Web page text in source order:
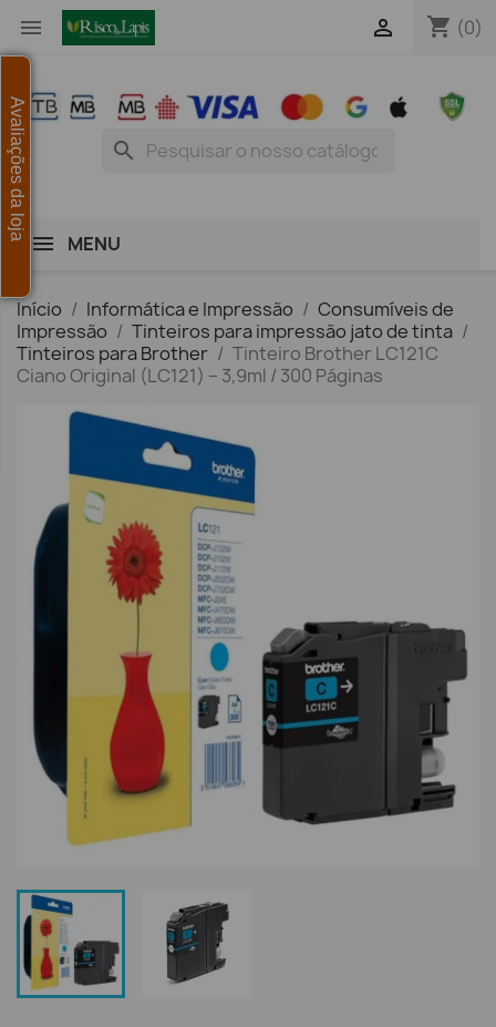
 shopping_cart (0)

search
MENU
Início Informática e Impressão
Consumíveis de
Impressão
Tinteiros para impressão jato de tinta
Tinteiros para Brother
Tinteiro Brother LC121C
Ciano Original (LC121) – 3,9ml / 300 Páginas
Avaliações da loja